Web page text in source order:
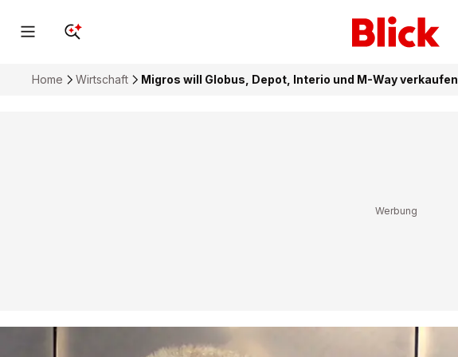
Home Wirtschaft Migros will Globus, Depot, Interio und M-Way verkaufen